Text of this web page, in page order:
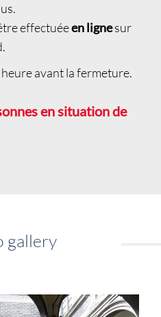
effectuéeen lignesur
avant la fermeture.
en situation de
gallery